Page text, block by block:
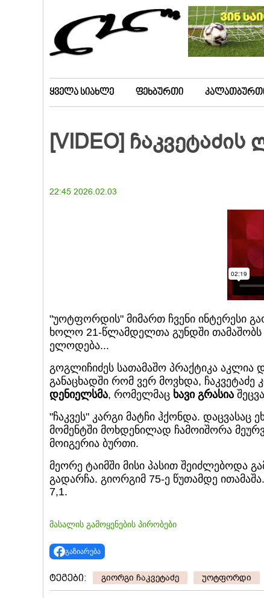
ყველა სიახლე ფეხბურთი
[VIDEO]
22:45 2026.02.03
"უოტფორდის" მიმართ ჩვენი ინტერესი
ხოლო 21-წლამდელთა გუნდში თამაშობს
ელოდება...
გოგლიჩიძეს სათამაშო პრაქტიკა აკლია
განაცხადში რომ ვერ მოვხდა,
დენიელსმა, რომელმაც ხავი გრასია
"ჩაკვეს" კარგი მატჩი ჰქონდა.
მომენტში მოხდენილად ჩამოიშორა
მოიგერია ბურთი.
მეორე ტაიმში მისი პასით შეიძლებოდა
გადარჩა. გიორგიმ 75-ე წუთამდე
7,1.
მასალის გამოყენების პირობები
გაზიარება
ტეგები: გიორგი ჩაკვეტაძე უოტფორდი